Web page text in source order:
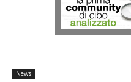
News